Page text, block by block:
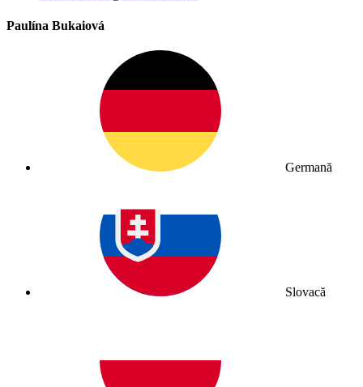
Paulína Bukaiová
Germană
Slovacă